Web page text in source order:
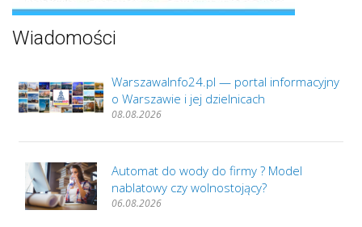
Wiadomości
WarszawaInfo24.pl — portal informacyjny
o Warszawie i jej dzielnicach
08.08.2026
Automat do wody do firmy ? Model
nablatowy czy wolnostojący?
06.08.2026